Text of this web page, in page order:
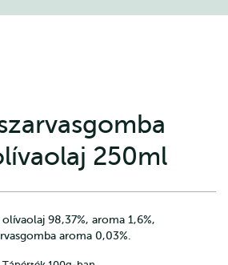
250ml
98,37%, aroma 1,6%,
aroma 0,03%.